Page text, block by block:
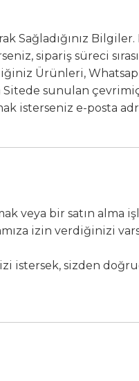
Sağladığınız
sipariş süreci
Ürünleri,
sunulan
isterseniz e-posta
veya bir satın alma
izin verdiğinizi
sizden